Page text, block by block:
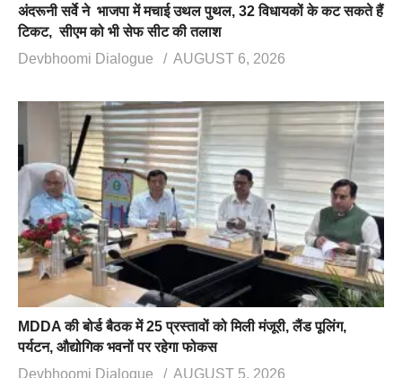
अंदरूनी सर्वे ने भाजपा में मचाई उथल पुथल, 32 विधायकों के कट सकते हैं
टिकट, सीएम को भी सेफ सीट की तलाश
Devbhoomi Dialogue
AUGUST 6, 2026
MDDA की बोर्ड बैठक में 25 प्रस्तावों को मिली मंजूरी, लैंड पूलिंग,
पर्यटन, औद्योगिक भवनों पर रहेगा फोकस
Devbhoomi Dialogue
AUGUST 5, 2026